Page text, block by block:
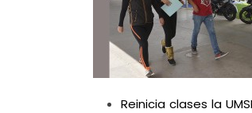
Reinicia clases la